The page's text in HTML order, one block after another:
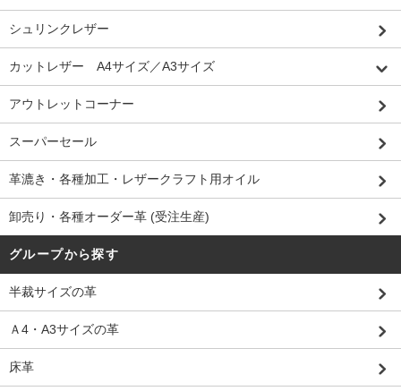
シュリンクレザー
カットレザー A4サイズ／A3サイズ
アウトレットコーナー
スーパーセール
革漉き・各種加工・レザークラフト用オイル
卸売り・各種オーダー革 (受注生産)
グループから探す
半裁サイズの革
Ａ4・A3サイズの革
床革